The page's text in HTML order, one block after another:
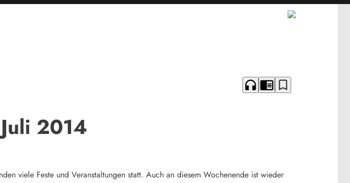
headphones chrome_reader_mode bookmark_border
2014
viele Feste und Veranstaltungen statt. Auch an diesem Wochenende ist wieder